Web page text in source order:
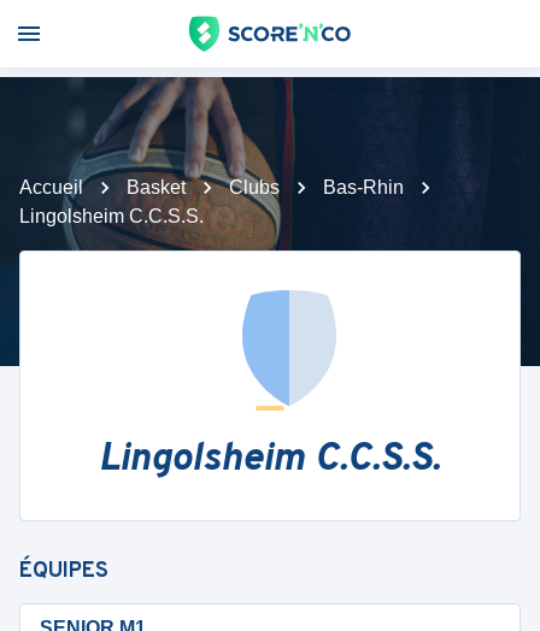
Accueil Basket Clubs
Bas-Rhin
Lingolsheim C.C.S.S.
Lingolsheim C.C.S.S.
ÉQUIPES